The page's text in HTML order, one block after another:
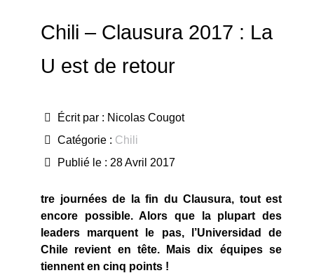
Chili – Clausura 2017 : La
U est de retour
Écrit par : Nicolas Cougot
Catégorie : Chili
Publié le : 28 Avril 2017
tre journées de la fin du Clausura, tout est
encore possible. Alors que la plupart des
leaders marquent le pas, l’Universidad de
Chile revient en tête. Mais dix équipes se
tiennent en cinq points !